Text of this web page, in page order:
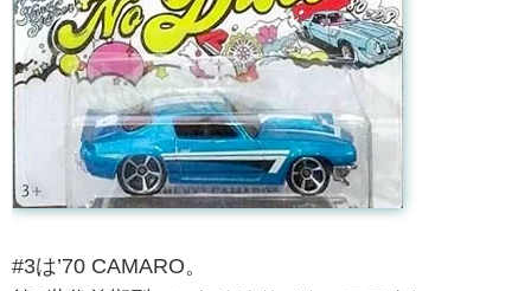
#3は’70 CAMARO。